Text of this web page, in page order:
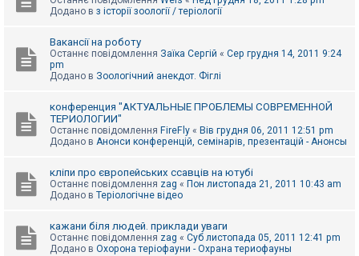
Додано в з історії зоології / теріології
Вакансії на роботу
Останнє повідомлення Заїка Сергій « Сер грудня 14, 2011 9:24
pm
Додано в Зоологічний анекдот. Фіглі
конференция "АКТУАЛЬНЫЕ ПРОБЛЕМЫ СОВРЕМЕННОЙ
ТЕРИОЛОГИИ"
Останнє повідомлення FireFly « Вів грудня 06, 2011 12:51 pm
Додано в Анонси конференцій, семінарів, презентацій - Анонсы
кліпи про європейських ссавців на ютубі
Останнє повідомлення zag « Пон листопада 21, 2011 10:43 am
Додано в Теріологічне відео
кажани біля людей. приклади уваги
Останнє повідомлення zag « Суб листопада 05, 2011 12:41 pm
Додано в Охорона теріофауни - Охрана териофауны